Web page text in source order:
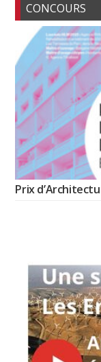
CONCOURS
Prix